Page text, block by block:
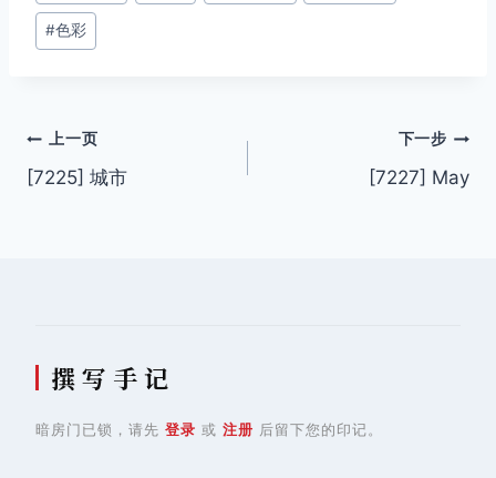
签：
#色彩
文
章
上一页
[7225] 城市
下一步
[7227] May
撰 写 手 记
暗房门已锁，请先 登录 或 注册 后留下您的印记。